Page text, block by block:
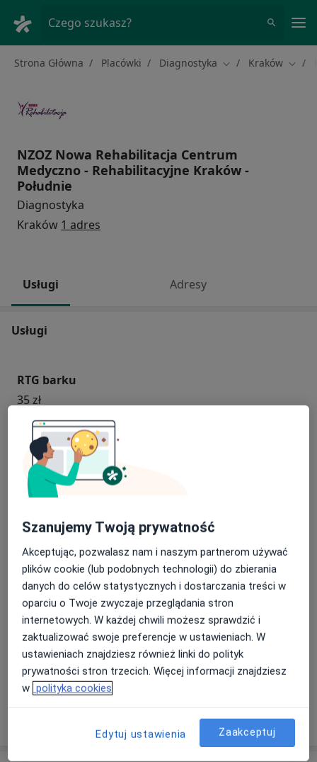
Czego szukasz?
Strona Główna Placówki Diagnostyka Zmień miasto
Kraków
NZOZ Nowa Rehabilitacja Centrum
Medyczno - Rehabilitacyjne Kraków -
Południe
Diagnostyka
Kraków 1 adres
Usługi Adresy
Usługi
RTG barku
35 zł
RTG jamy brzusznej
40 zł
RTG czaszki
Od 40 zł
RTG miednicy
50 zł
RTG klatki piersiowej
Od 30 zł
+ 17 usług
W jaki sposób ustalane są ceny?
Szanujemy Twoją prywatność
Akceptując, pozwalasz nam i naszym partnerom używać
plików cookie (lub podobnych technologii) do zbierania
danych do celów statystycznych i dostarczania treści w
oparciu o Twoje zwyczaje przeglądania stron
internetowych. W każdej chwili możesz sprawdzić i
zaktualizować swoje preferencje w ustawieniach. W
ustawieniach znajdziesz również linki do polityk
prywatności stron trzecich. Więcej informacji znajdziesz
w polityka cookies
Edytuj ustawienia Zaakceptuj